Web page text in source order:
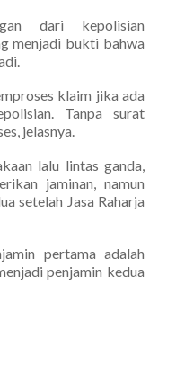
dari kepolisian
menjadi bukti bahwa
klaim jika ada
Tanpa surat
jelasnya.
lalu lintas ganda,
jaminan, namun
setelah Jasa Raharja
pertama adalah
penjamin kedua